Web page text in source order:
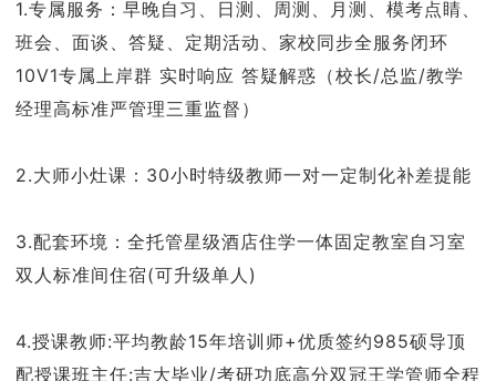
1.专属服务：早晚自习、日测、周测、月测、模考点睛、
班会、面谈、答疑、定期活动、家校同步全服务闭环
10V1专属上岸群 实时响应 答疑解惑（校长/总监/教学
经理高标准严管理三重监督）
2.大师小灶课：30小时特级教师一对一定制化补差提能
3.配套环境：全托管星级酒店住学一体固定教室自习室
双人标准间住宿(可升级单人)
4.授课教师:平均教龄15年培训师+优质签约985硕导顶
配授课班主任:吉大毕业/考研功底高分双冠王学管师全程